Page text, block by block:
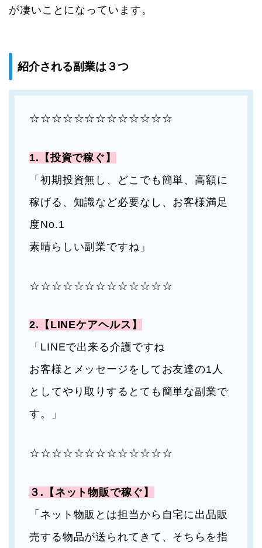
が凄いことになっています。
紹介される副業は３つ
☆☆☆☆☆☆☆☆☆☆☆☆☆
1.【投資で稼ぐ】
「初期投資無し、どこでも簡単、高額に
稼げる、知識など必要なし、お客様満足
度No.1
素晴らしい副業ですね」
☆☆☆☆☆☆☆☆☆☆☆☆☆
2.【LINEケアヘルス】
「LINEで出来る介護ですね
お客様とメッセージをしてお友達の1人
としてやり取りするとても簡単な副業で
す。」
☆☆☆☆☆☆☆☆☆☆☆☆☆
３.【ネット物販で稼ぐ】
「ネット物販とは担当から自宅に出品販
売する物品が送られてきて、そちらを指